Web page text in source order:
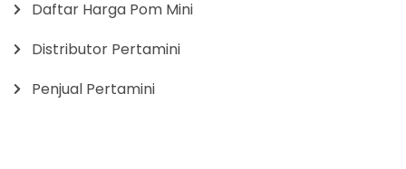
Daftar Harga Pom Mini
Distributor Pertamini
Penjual Pertamini